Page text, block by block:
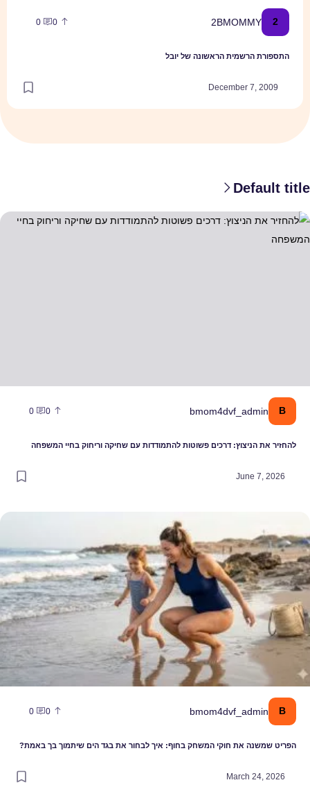
2
2BMOMMY
0
0
התספורת הרשמית הראשונה של יובל
December 7, 2009
Default title
B
bmom4dvf_admin
0
0
להחזיר את הניצוץ: דרכים פשוטות להתמודדות עם שחיקה וריחוק בחיי המשפחה
June 7, 2026
להחזיר את הניצוץ: דרכים פשוטות להתמודדות עם שחיקה וריחוק בחיי
B
bmom4dvf_admin
0
0
הפריט שמשנה את חוקי המשחק בחוף: איך לבחור את בגד הים שיתמוך בך באמת?
March 24, 2026
הפריט שמשנה את חוקי המשחק בחוף: איך לבחור את בגד הים שיתמוך בך